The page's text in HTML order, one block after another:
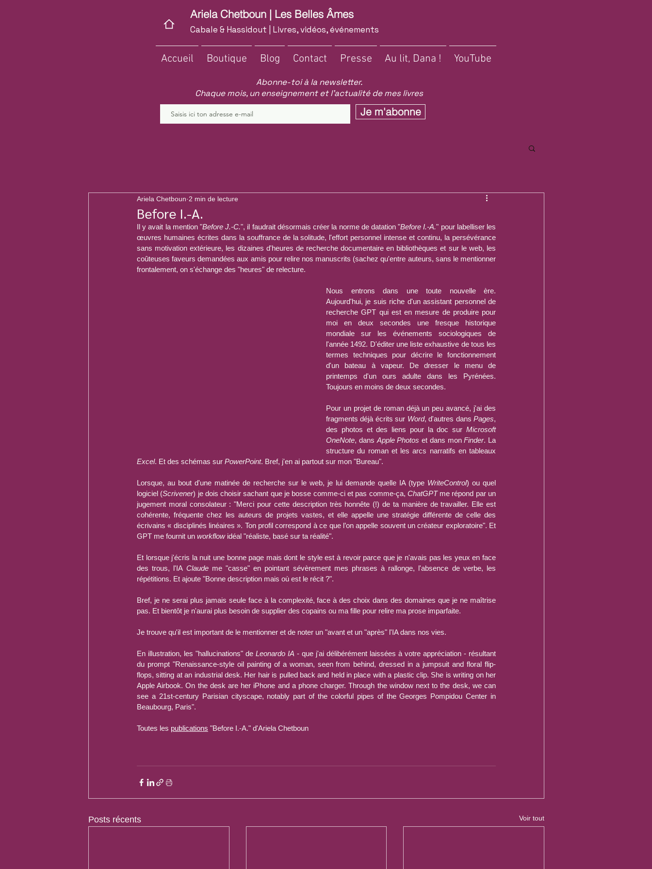
Ariela Chetboun | Les Belles Âmes
Cabale & Hassidout | Livres, vidéos, événements
Accueil Boutique Blog Contact Presse Au lit, Dana ! YouTube
Abonne-toi à la newsletter.
Chaque mois, un enseignement et l'actualité de mes livres
Je m'abonne
Before I.-A.
Ariela Chetboun 2 min de lecture
Il y avait la mention "Before J.-C.", il faudrait désormais créer la norme de datation "Before I.-A." pour labelliser les
œuvres humaines écrites dans la souffrance de la solitude, l'effort personnel intense et continu, la persévérance
sans motivation extérieure, les dizaines d'heures de recherche documentaire en bibliothèques et sur le web, les
coûteuses faveurs demandées aux amis pour relire nos manuscrits (sachez qu'entre auteurs, sans le mentionner
frontalement, on s'échange des "heures" de relecture.
Nous entrons dans une toute nouvelle ère.
Aujourd'hui, je suis riche d'un assistant personnel de
recherche GPT qui est en mesure de produire pour
moi en deux secondes une fresque historique
mondiale sur les événements sociologiques de
l'année 1492. D'éditer une liste exhaustive de tous les
termes techniques pour décrire le fonctionnement
d'un bateau à vapeur. De dresser le menu de
printemps d'un ours adulte dans les Pyrénées.
Toujours en moins de deux secondes.
Pour un projet de roman déjà un peu avancé, j'ai des
fragments déjà écrits sur Word, d'autres dans Pages,
des photos et des liens pour la doc sur Microsoft
OneNote, dans Apple Photos et dans mon Finder. La
Excel. Et des schémas sur PowerPoint. Bref, j'en ai partout sur mon "Bureau".
Lorsque, au bout d'une matinée de recherche sur le web, je lui demande quelle IA (type WriteControl) ou quel
logiciel (Scrivener) je dois choisir sachant que je bosse comme-ci et pas comme-ça, ChatGPT me répond par un
jugement moral consolateur : "Merci pour cette description très honnête (!) de ta manière de travailler. Elle est
cohérente, fréquente chez les auteurs de projets vastes, et elle appelle une stratégie différente de celle des
écrivains « disciplinés linéaires ». Ton profil correspond à ce que l’on appelle souvent un créateur exploratoire". Et
GPT me fournit un workflow idéal "réaliste, basé sur ta réalité".
Et lorsque j'écris la nuit une bonne page mais dont le style est à revoir parce que je n'avais pas les yeux en face
des trous, l'IA Claude me "casse" en pointant sévèrement mes phrases à rallonge, l'absence de verbe, les
répétitions. Et ajoute "Bonne description mais où est le récit ?".
Bref, je ne serai plus jamais seule face à la complexité, face à des choix dans des domaines que je ne maîtrise
pas. Et bientôt je n'aurai plus besoin de supplier des copains ou ma fille pour relire ma prose imparfaite.
Je trouve qu'il est important de le mentionner et de noter un "avant et un "après" l'IA dans nos vies.
En illustration, les "hallucinations" de Leonardo IA - que j'ai délibérément laissées à votre appréciation - résultant
du prompt "Renaissance-style oil painting of a woman, seen from behind, dressed in a jumpsuit and floral flip-
flops, sitting at an industrial desk. Her hair is pulled back and held in place with a plastic clip. She is writing on her
Apple Airbook. On the desk are her iPhone and a phone charger. Through the window next to the desk, we can
see a 21st-century Parisian cityscape, notably part of the colorful pipes of the Georges Pompidou Center in
Beaubourg, Paris".
Toutes les publications "Before I.-A." d'Ariela Chetboun
Posts récents Voir tout